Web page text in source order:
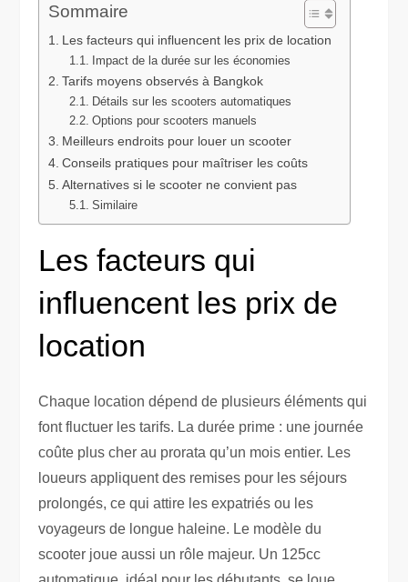
Sommaire
Les facteurs qui influencent les prix de location
Impact de la durée sur les économies
Tarifs moyens observés à Bangkok
Détails sur les scooters automatiques
Options pour scooters manuels
Meilleurs endroits pour louer un scooter
Conseils pratiques pour maîtriser les coûts
Alternatives si le scooter ne convient pas
Similaire
Les facteurs qui
influencent les prix de
location
Chaque location dépend de plusieurs éléments qui
font fluctuer les tarifs. La durée prime : une journée
coûte plus cher au prorata qu’un mois entier. Les
loueurs appliquent des remises pour les séjours
prolongés, ce qui attire les expatriés ou les
voyageurs de longue haleine. Le modèle du
scooter joue aussi un rôle majeur. Un 125cc